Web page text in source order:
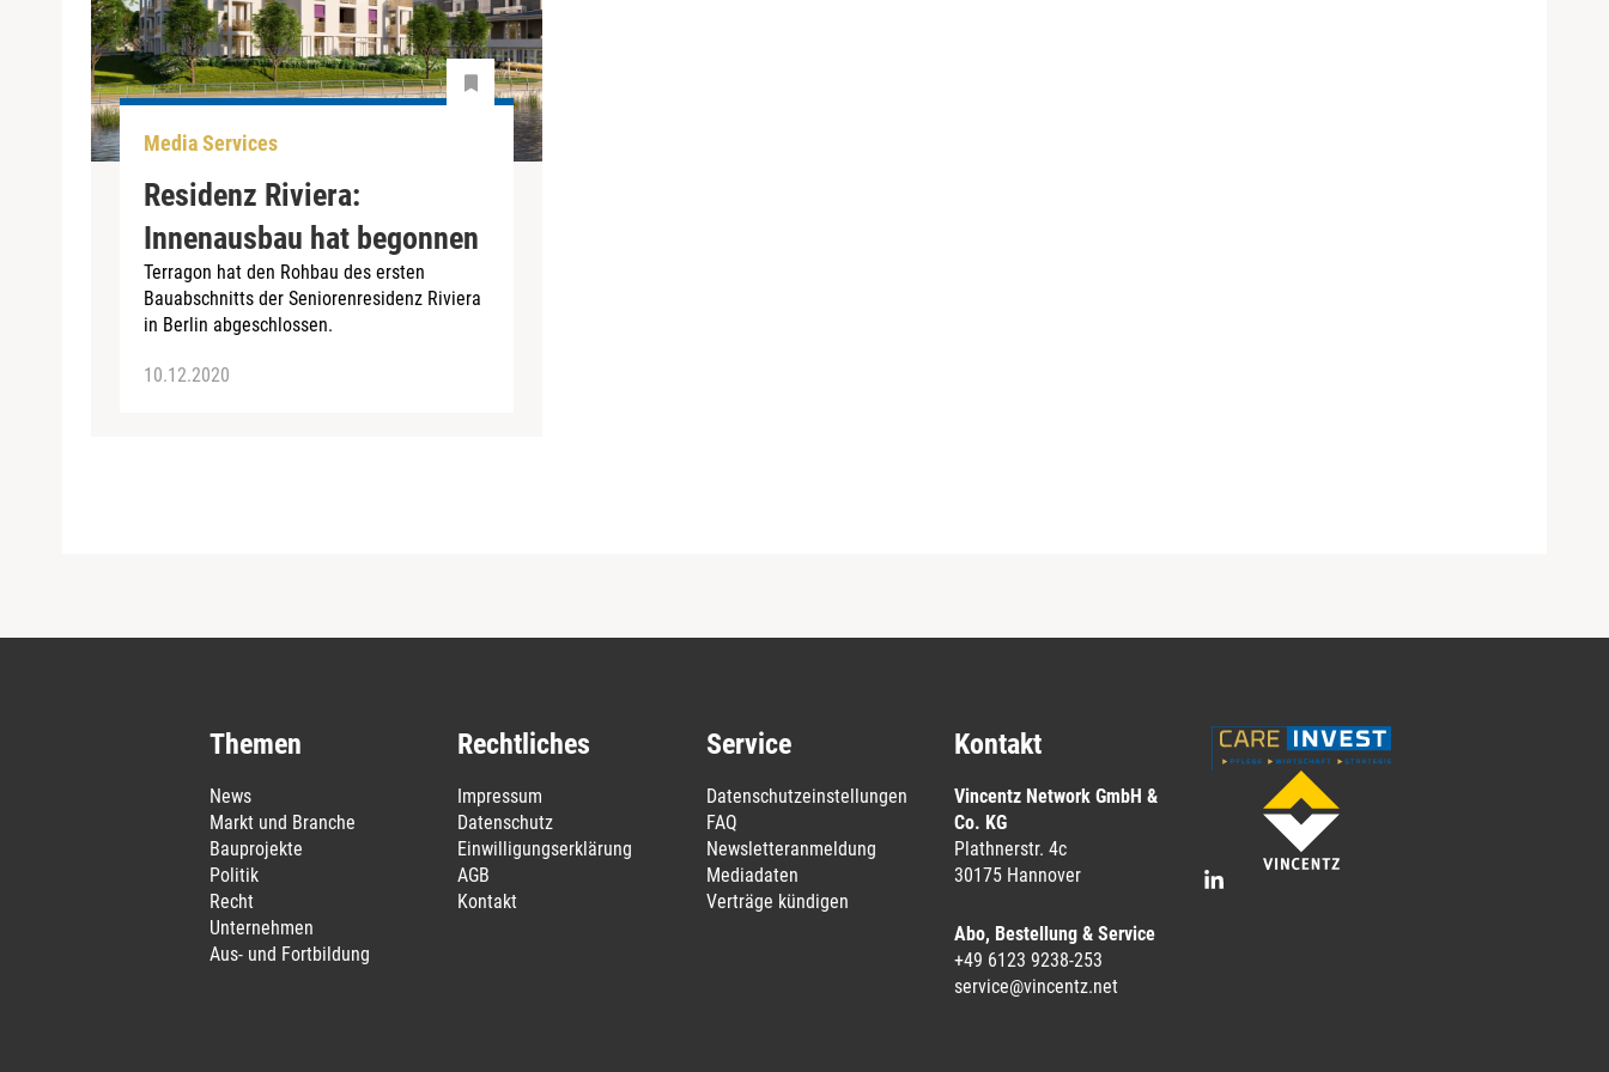
Media Services
Residenz Riviera:
Innenausbau hat begonnen
Terragon hat den Rohbau des ersten
Bauabschnitts der Seniorenresidenz Riviera
in Berlin abgeschlossen.
10.12.2020
Themen
News
Markt und Branche
Bauprojekte
Politik
Recht
Unternehmen
Aus- und Fortbildung
Rechtliches
Impressum
Datenschutz
Einwilligungserklärung
AGB
Kontakt
Service
Datenschutzeinstellungen
FAQ
Newsletteranmeldung
Mediadaten
Verträge kündigen
Kontakt
Vincentz Network GmbH &
Co. KG
Plathnerstr. 4c
30175 Hannover
Abo, Bestellung & Service
+49 6123 9238-253
service@vincentz.net